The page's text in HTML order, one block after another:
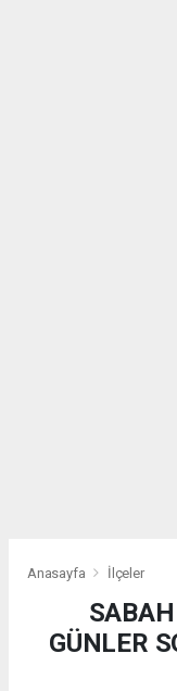
Anasayfa İlçeler
GÜNLER